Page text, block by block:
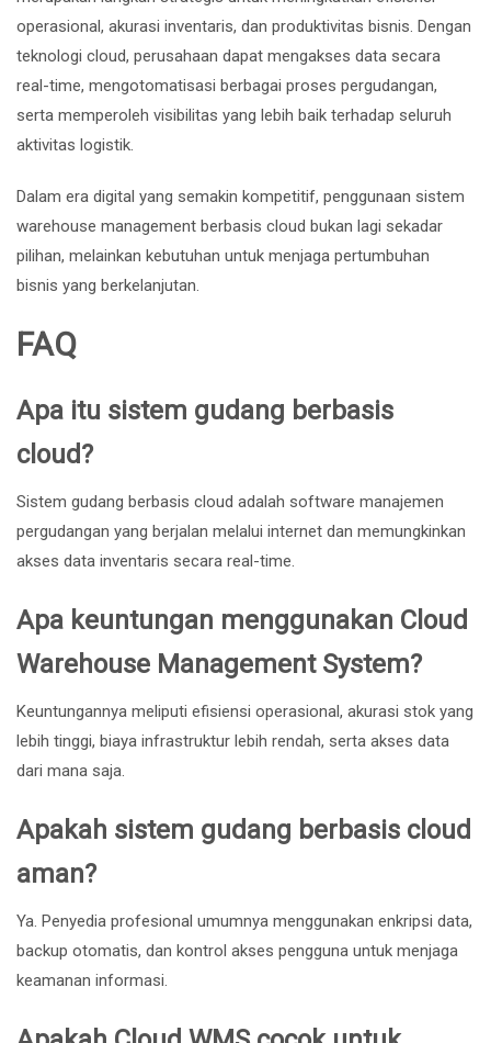
operasional, akurasi inventaris, dan produktivitas bisnis. Dengan
teknologi cloud, perusahaan dapat mengakses data secara
real-time, mengotomatisasi berbagai proses pergudangan,
serta memperoleh visibilitas yang lebih baik terhadap seluruh
aktivitas logistik.
Dalam era digital yang semakin kompetitif, penggunaan sistem
warehouse management berbasis cloud bukan lagi sekadar
pilihan, melainkan kebutuhan untuk menjaga pertumbuhan
bisnis yang berkelanjutan.
FAQ
Apa itu sistem gudang berbasis
cloud?
Sistem gudang berbasis cloud adalah software manajemen
pergudangan yang berjalan melalui internet dan memungkinkan
akses data inventaris secara real-time.
Apa keuntungan menggunakan Cloud
Warehouse Management System?
Keuntungannya meliputi efisiensi operasional, akurasi stok yang
lebih tinggi, biaya infrastruktur lebih rendah, serta akses data
dari mana saja.
Apakah sistem gudang berbasis cloud
aman?
Ya. Penyedia profesional umumnya menggunakan enkripsi data,
backup otomatis, dan kontrol akses pengguna untuk menjaga
keamanan informasi.